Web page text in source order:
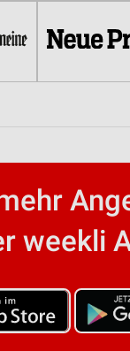
weekli